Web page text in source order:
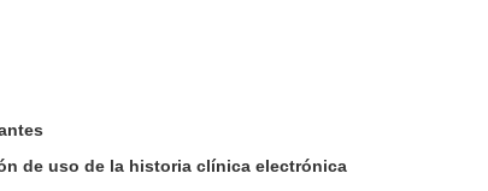
de uso de la historia clínica electrónica